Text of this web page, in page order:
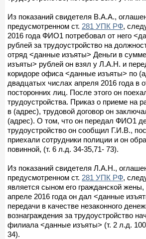
Из показаний свидетеля В.А.А.,
предусмотренном ст. 281 УПК РФ,
2016 года ФИО1 потребовал от него
рублей за трудоустройство на
отряд <данные изъяты> Деньги в
изъяты> рублей он взял у Л.А.Н. и
коридоре офиса <данные изъяты> по
двадцатых числах апреля 2016 года в
посторонних лиц. После этого он
трудоустройства. Приказ о приеме на
в (адрес), трудовой договор он
(адрес). О том, что он передал ФИО1
трудоустройство он сообщил Г.И.В.,
приехали сотрудники полиции и он
повинной, (т. 6 л.д. 34-35,71- 73).
Из показаний свидетеля Л.А.Н.,
предусмотренном ст. 281 УПК РФ,
является сыном его гражданской жены,
апреле 2016 года он дал <данные
передачи в качестве незаконного
вознаграждения за трудоустройство
филиала <данные изъяты> (т. 2 л.д.
34).